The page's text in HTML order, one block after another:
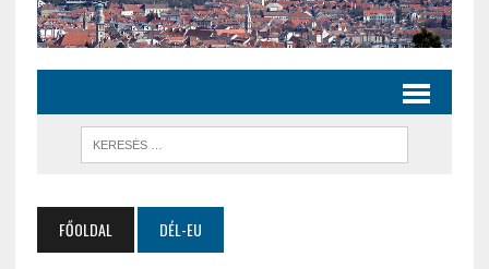
FŐOLDAL DÉL-EU